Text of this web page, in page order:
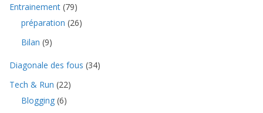
Entrainement (79)
préparation (26)
Bilan (9)
Diagonale des fous (34)
Tech & Run (22)
Blogging (6)